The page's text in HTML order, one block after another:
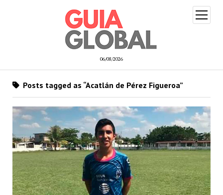
06/08/2026
open
menu
Posts tagged as “Acatlán de Pérez Figueroa”